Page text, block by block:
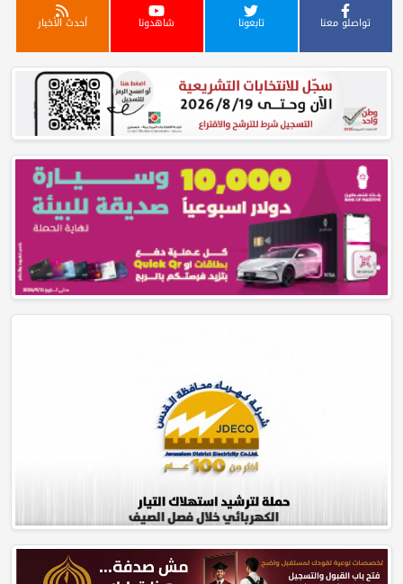
تواصلو معنا تابعونا شاهدونا أحدث الأخبار